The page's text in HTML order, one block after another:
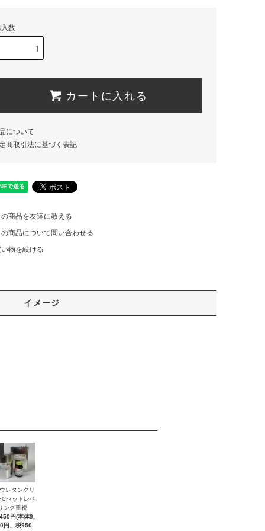
数
カートに入れる
について
商取引法に基づく表記
商品を友達に教える
商品について問い合わせる
物を続ける
イメージ
レタンクリ
Cセットレベ
ング重視
円(本体9,
円、税950